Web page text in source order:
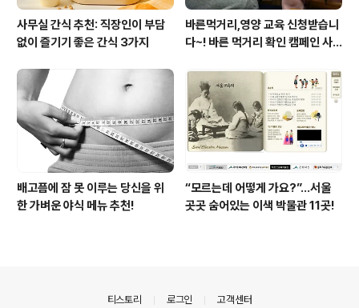
사무실 간식 추천: 직장인이 부담
없이 즐기기 좋은 간식 3가지
바른먹거리,영양 교육 신청받습니
다~! 바른 먹거리 확인 캠페인 사
배고픔에 잠 못 이루는 당신을 위
한 가벼운 야식 메뉴 추천!
“모르는데 어떻게 가요?”...서울
곳곳 숨어있는 이색 박물관 11곳!
티스토리 로그인 고객센터